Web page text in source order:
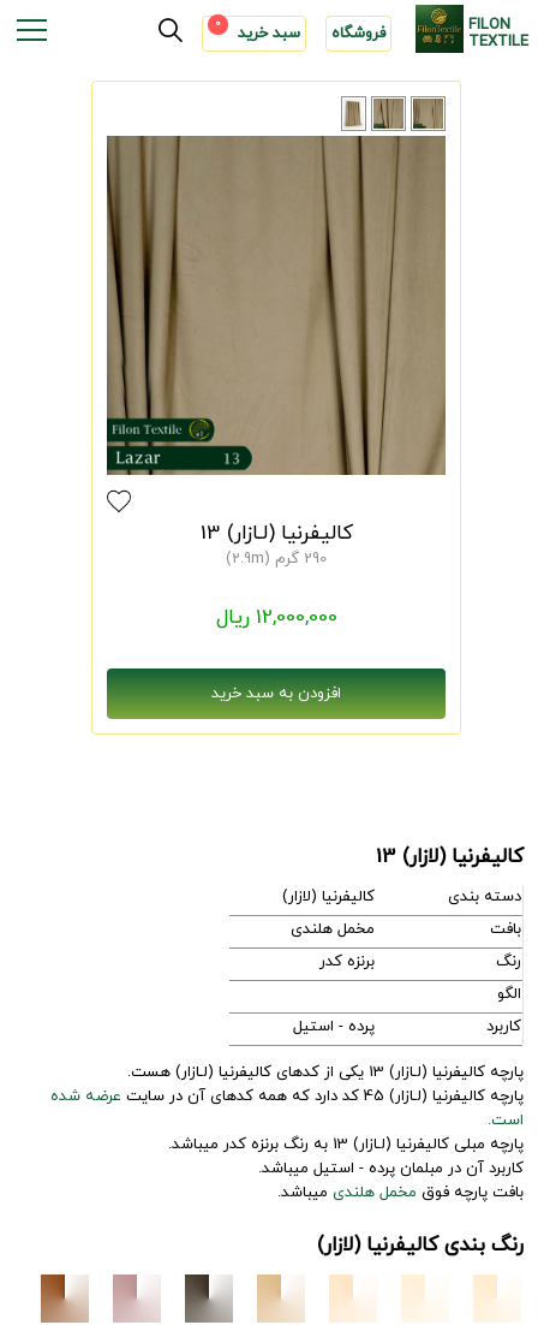
FILON
TEXTILE فروشگاه سبد خرید 0
کالیفرنیا (لـازار) 13
290 گرم (2.9m)
12,000,000 ریال
کالیفرنیا (لازار) 13
دسته بندی
کالیفرنیا (لازار)
بافت
مخمل هلندی
رنگ
برنزه کدر
الگو
کاربرد
پرده - استیل
پارچه کالیفرنیا (لـازار) 13 یکی از کدهای کالیفرنیا (لـازار) هست.
پارچه کالیفرنیا (لـازار) 45 کد دارد که همه کدهای آن در سایت
عرضه شده
است.
پارچه مبلی کالیفرنیا (لـازار) 13 به رنگ برنزه کدر میباشد.
کاربرد آن در مبلمان پرده - استیل میباشد.
بافت پارچه فوق مخمل هلندی میباشد.
رنگ بندی کالیفرنیا (لازار)